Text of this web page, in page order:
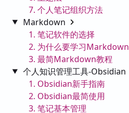
7. 个人笔记组织方法
Markdown
1. 笔记软件的选择
2. 为什么要学习Markdown
3. 最简Markdown教程
个人知识管理工具-Obsidian
1. Obsidian新手指南
2. Obsidian最简使用
3. 笔记基本管理